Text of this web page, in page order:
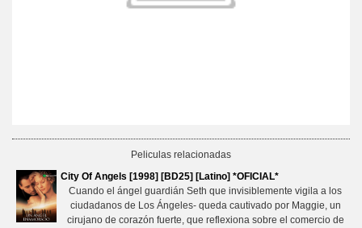
Peliculas relacionadas
City Of Angels [1998] [BD25] [Latino] *OFICIAL*
Cuando el ángel guardián Seth que invisiblemente vigila a los
ciudadanos de Los Ángeles- queda cautivado por Maggie, un
cirujano de corazón fuerte, que reflexiona sobre el comercio de